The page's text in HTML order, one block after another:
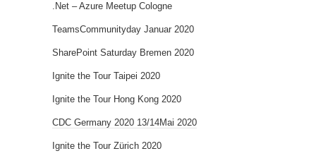
.Net – Azure Meetup Cologne
TeamsCommunityday Januar 2020
SharePoint Saturday Bremen 2020
Ignite the Tour Taipei 2020
Ignite the Tour Hong Kong 2020
CDC Germany 2020 13/14Mai 2020
Ignite the Tour Zürich 2020